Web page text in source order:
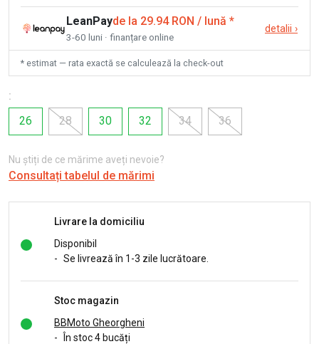
LeanPayde la 29.94 RON / lună *
3-60 luni · finanțare online
detalii ›
* estimat — rata exactă se calculează la check-out
:
26
28 30 32 34 36
Nu știți de ce mărime aveți nevoie?
Consultați tabelul de mărimi
Livrare la domiciliu
Disponibil
- Se livrează în 1-3 zile lucrătoare.
Stoc magazin
BBMoto Gheorgheni
-
În stoc 4 bucăți